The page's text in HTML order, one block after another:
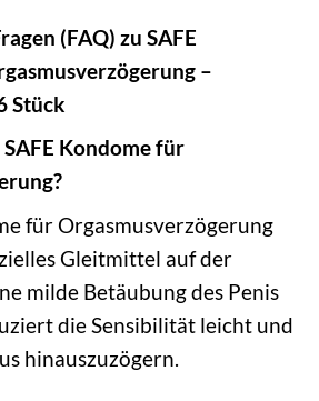
(FAQ) zu SAFE
–
Stück
Kondome für
für Orgasmusverzögerung
Gleitmittel auf der
milde Betäubung des Penis
die Sensibilität leicht und
hinauszuzögern.